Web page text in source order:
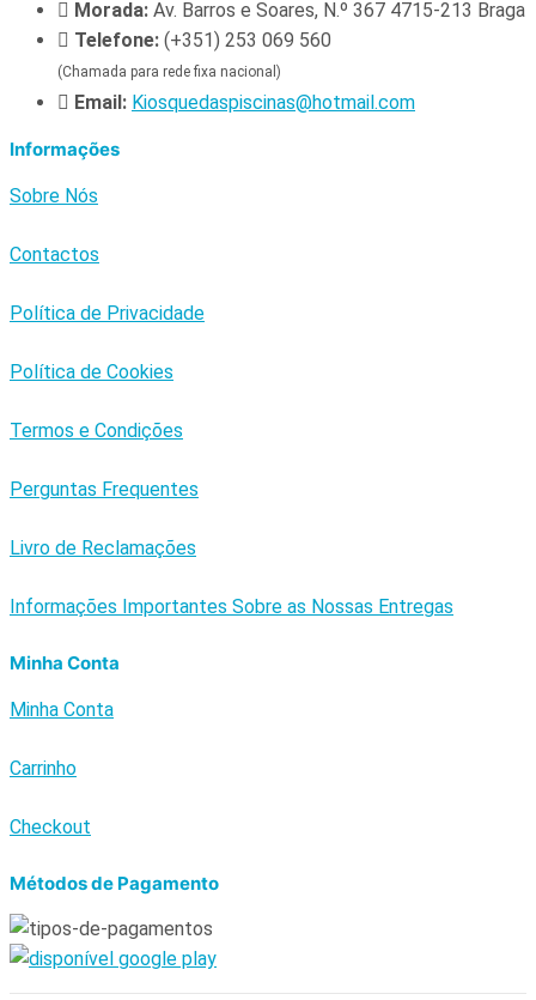
Morada: Av. Barros e Soares, N.º 367 4715-213 Braga
Telefone: (+351) 253 069 560
(Chamada para rede fixa nacional)
Email: Kiosquedaspiscinas@hotmail.com
Informações
Sobre Nós
Contactos
Política de Privacidade
Política de Cookies
Termos e Condições
Perguntas Frequentes
Livro de Reclamações
Informações Importantes Sobre as Nossas Entregas
Minha Conta
Minha Conta
Carrinho
Checkout
Métodos de Pagamento